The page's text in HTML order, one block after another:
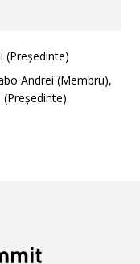
(Președinte)
Andrei (Membru),